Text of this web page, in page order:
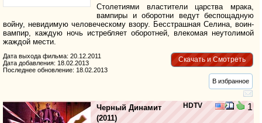
Столетиями властители царства мрака,
вампиры и оборотни ведут беспощадную
войну, невидимую человеческому взору. Бесстрашная Селина, воин-
вампир, каждую ночь истребляет оборотней, влекомая неутолимой
жаждой мести.
Скачать и Смотреть
Дата выхода фильма: 20.12.2011
Дата добавления: 18.02.2013
Последнее обновление: 18.02.2013
В избранное
HDTV 1
Черный Динамит
(2011)